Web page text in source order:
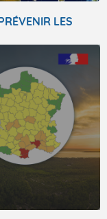
LES